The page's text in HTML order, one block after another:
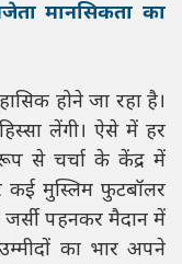
मानसिकता का
होने जा रहा है।
लेंगी। ऐसे में हर
से चर्चा के केंद्र में
कई मुस्लिम फुटबॉलर
जर्सी पहनकर मैदान में
का भार अपने